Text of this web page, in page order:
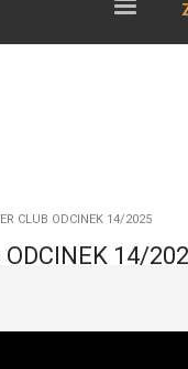
CLUB ODCINEK 14/2025
14/